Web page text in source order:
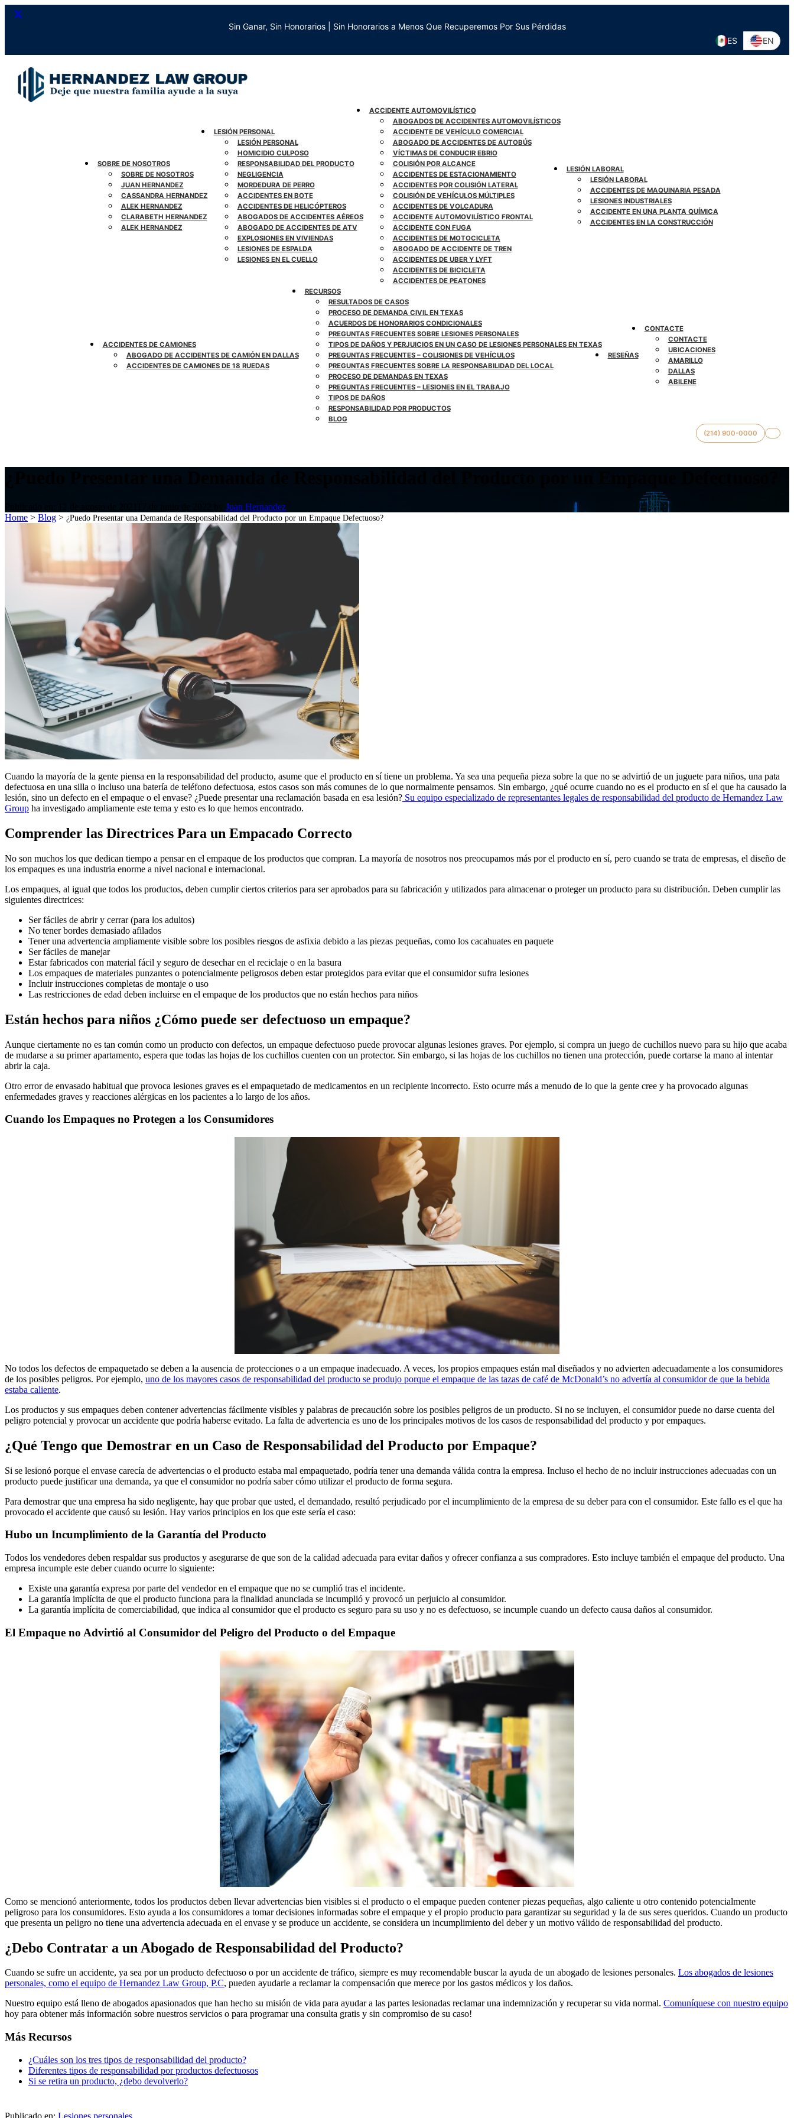
Sin Ganar, Sin Honorarios | Sin Honorarios a Menos Que Recuperemos Por Sus Pérdidas
ES
EN
SOBRE DE NOSOTROS
SOBRE DE NOSOTROS
JUAN HERNANDEZ
CASSANDRA HERNANDEZ
ALEK HERNANDEZ
CLARABETH HERNANDEZ
ALEK HERNANDEZ
LESIÓN PERSONAL
LESIÓN PERSONAL
HOMICIDIO CULPOSO
RESPONSABILIDAD DEL PRODUCTO
NEGLIGENCIA
MORDEDURA DE PERRO
ACCIDENTES EN BOTE
ACCIDENTES DE HELICÓPTEROS
ABOGADOS DE ACCIDENTES AÉREOS
ABOGADO DE ACCIDENTES DE ATV
EXPLOSIONES EN VIVIENDAS
LESIONES DE ESPALDA
LESIONES EN EL CUELLO
ACCIDENTE AUTOMOVILÍSTICO
ABOGADOS DE ACCIDENTES AUTOMOVILÍSTICOS
ACCIDENTE DE VEHÍCULO COMERCIAL
ABOGADO DE ACCIDENTES DE AUTOBÚS
VÍCTIMAS DE CONDUCIR EBRIO
COLISIÓN POR ALCANCE
ACCIDENTES DE ESTACIONAMIENTO
ACCIDENTES POR COLISIÓN LATERAL
COLISIÓN DE VEHÍCULOS MÚLTIPLES
ACCIDENTES DE VOLCADURA
ACCIDENTE AUTOMOVILÍSTICO FRONTAL
ACCIDENTE CON FUGA
ACCIDENTES DE MOTOCICLETA
ABOGADO DE ACCIDENTE DE TREN
ACCIDENTES DE UBER Y LYFT
ACCIDENTES DE BICICLETA
ACCIDENTES DE PEATONES
LESIÓN LABORAL
LESIÓN LABORAL
ACCIDENTES DE MAQUINARIA PESADA
LESIONES INDUSTRIALES
ACCIDENTE EN UNA PLANTA QUÍMICA
ACCIDENTES EN LA CONSTRUCCIÓN
ACCIDENTES DE CAMIONES
ABOGADO DE ACCIDENTES DE CAMIÓN EN DALLAS
ACCIDENTES DE CAMIONES DE 18 RUEDAS
RECURSOS
RESULTADOS DE CASOS
PROCESO DE DEMANDA CIVIL EN TEXAS
ACUERDOS DE HONORARIOS CONDICIONALES
PREGUNTAS FRECUENTES SOBRE LESIONES PERSONALES
TIPOS DE DAÑOS Y PERJUICIOS EN UN CASO DE LESIONES PERSONALES EN TEXAS
PREGUNTAS FRECUENTES – COLISIONES DE VEHÍCULOS
PREGUNTAS FRECUENTES SOBRE LA RESPONSABILIDAD DEL LOCAL
PROCESO DE DEMANDAS EN TEXAS
PREGUNTAS FRECUENTES – LESIONES EN EL TRABAJO
TIPOS DE DAÑOS
RESPONSABILIDAD POR PRODUCTOS
BLOG
RESEÑAS
CONTACTE
CONTACTE
UBICACIONES
AMARILLO
DALLAS
ABILENE
(214) 900-0000
Juan Hernandez
Home > Blog > ¿Puedo Presentar una Demanda de Responsabilidad del Producto por un Empaque Defectuoso?
Cuando la mayoría de la gente piensa en la responsabilidad del producto, asume que el producto en sí tiene un problema. Ya sea una pequeña pieza sobre la que no se advirtió de un juguete para niños, una pata
defectuosa en una silla o incluso una batería de teléfono defectuosa, estos casos son más comunes de lo que normalmente pensamos. Sin embargo, ¿qué ocurre cuando no es el producto en sí el que ha causado la
lesión, sino un defecto en el empaque o el envase? ¿Puede presentar una reclamación basada en esa lesión? Su equipo especializado de representantes legales de responsabilidad del producto de Hernandez Law
Group ha investigado ampliamente este tema y esto es lo que hemos encontrado.
Comprender las Directrices Para un Empacado Correcto
No son muchos los que dedican tiempo a pensar en el empaque de los productos que compran. La mayoría de nosotros nos preocupamos más por el producto en sí, pero cuando se trata de empresas, el diseño de
los empaques es una industria enorme a nivel nacional e internacional.
Los empaques, al igual que todos los productos, deben cumplir ciertos criterios para ser aprobados para su fabricación y utilizados para almacenar o proteger un producto para su distribución. Deben cumplir las
siguientes directrices:
Ser fáciles de abrir y cerrar (para los adultos)
No tener bordes demasiado afilados
Tener una advertencia ampliamente visible sobre los posibles riesgos de asfixia debido a las piezas pequeñas, como los cacahuates en paquete
Ser fáciles de manejar
Estar fabricados con material fácil y seguro de desechar en el reciclaje o en la basura
Los empaques de materiales punzantes o potencialmente peligrosos deben estar protegidos para evitar que el consumidor sufra lesiones
Incluir instrucciones completas de montaje o uso
Las restricciones de edad deben incluirse en el empaque de los productos que no están hechos para niños
Están hechos para niños ¿Cómo puede ser defectuoso un empaque?
Aunque ciertamente no es tan común como un producto con defectos, un empaque defectuoso puede provocar algunas lesiones graves. Por ejemplo, si compra un juego de cuchillos nuevo para su hijo que acaba
de mudarse a su primer apartamento, espera que todas las hojas de los cuchillos cuenten con un protector. Sin embargo, si las hojas de los cuchillos no tienen una protección, puede cortarse la mano al intentar
abrir la caja.
Otro error de envasado habitual que provoca lesiones graves es el empaquetado de medicamentos en un recipiente incorrecto. Esto ocurre más a menudo de lo que la gente cree y ha provocado algunas
enfermedades graves y reacciones alérgicas en los pacientes a lo largo de los años.
Cuando los Empaques no Protegen a los Consumidores
No todos los defectos de empaquetado se deben a la ausencia de protecciones o a un empaque inadecuado. A veces, los propios empaques están mal diseñados y no advierten adecuadamente a los consumidores
de los posibles peligros. Por ejemplo, uno de los mayores casos de responsabilidad del producto se produjo porque el empaque de las tazas de café de McDonald’s no advertía al consumidor de que la bebida
estaba caliente.
Los productos y sus empaques deben contener advertencias fácilmente visibles y palabras de precaución sobre los posibles peligros de un producto. Si no se incluyen, el consumidor puede no darse cuenta del
peligro potencial y provocar un accidente que podría haberse evitado. La falta de advertencia es uno de los principales motivos de los casos de responsabilidad del producto y por empaques.
¿Qué Tengo que Demostrar en un Caso de Responsabilidad del Producto por Empaque?
Si se lesionó porque el envase carecía de advertencias o el producto estaba mal empaquetado, podría tener una demanda válida contra la empresa. Incluso el hecho de no incluir instrucciones adecuadas con un
producto puede justificar una demanda, ya que el consumidor no podría saber cómo utilizar el producto de forma segura.
Para demostrar que una empresa ha sido negligente, hay que probar que usted, el demandado, resultó perjudicado por el incumplimiento de la empresa de su deber para con el consumidor. Este fallo es el que ha
provocado el accidente que causó su lesión. Hay varios principios en los que este sería el caso:
Hubo un Incumplimiento de la Garantía del Producto
Todos los vendedores deben respaldar sus productos y asegurarse de que son de la calidad adecuada para evitar daños y ofrecer confianza a sus compradores. Esto incluye también el empaque del producto. Una
empresa incumple este deber cuando ocurre lo siguiente:
Existe una garantía expresa por parte del vendedor en el empaque que no se cumplió tras el incidente.
La garantía implícita de que el producto funciona para la finalidad anunciada se incumplió y provocó un perjuicio al consumidor.
La garantía implícita de comerciabilidad, que indica al consumidor que el producto es seguro para su uso y no es defectuoso, se incumple cuando un defecto causa daños al consumidor.
El Empaque no Advirtió al Consumidor del Peligro del Producto o del Empaque
Como se mencionó anteriormente, todos los productos deben llevar advertencias bien visibles si el producto o el empaque pueden contener piezas pequeñas, algo caliente u otro contenido potencialmente
peligroso para los consumidores. Esto ayuda a los consumidores a tomar decisiones informadas sobre el empaque y el propio producto para garantizar su seguridad y la de sus seres queridos. Cuando un producto
que presenta un peligro no tiene una advertencia adecuada en el envase y se produce un accidente, se considera un incumplimiento del deber y un motivo válido de responsabilidad del producto.
¿Debo Contratar a un Abogado de Responsabilidad del Producto?
Cuando se sufre un accidente, ya sea por un producto defectuoso o por un accidente de tráfico, siempre es muy recomendable buscar la ayuda de un abogado de lesiones personales. Los abogados de lesiones
personales, como el equipo de Hernandez Law Group, P.C, pueden ayudarle a reclamar la compensación que merece por los gastos médicos y los daños.
Nuestro equipo está lleno de abogados apasionados que han hecho su misión de vida para ayudar a las partes lesionadas reclamar una indemnización y recuperar su vida normal. Comuníquese con nuestro equipo
hoy para obtener más información sobre nuestros servicios o para programar una consulta gratis y sin compromiso de su caso!
Más Recursos
¿Cuáles son los tres tipos de responsabilidad del producto?
Diferentes tipos de responsabilidad por productos defectuosos
Si se retira un producto, ¿debo devolverlo?
Publicado en: Lesiones personales